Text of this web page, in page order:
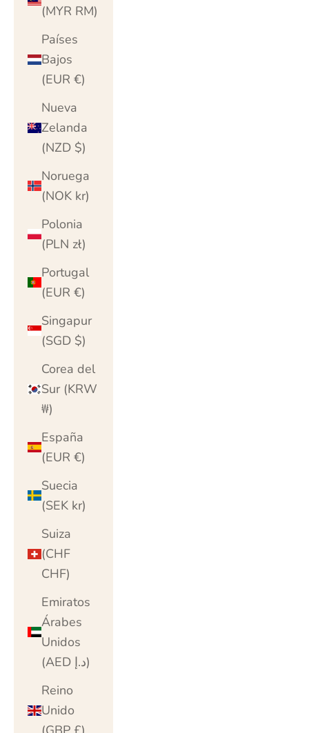
(MYR RM)
Países
Bajos
(EUR €)
Nueva
Zelanda
(NZD $)
Noruega
(NOK kr)
Polonia
(PLN zł)
Portugal
(EUR €)
Singapur
(SGD $)
Corea del
Sur (KRW
₩)
España
(EUR €)
Suecia
(SEK kr)
Suiza
(CHF
CHF)
Emiratos
Árabes
Unidos
(AED د.إ)
Reino
Unido